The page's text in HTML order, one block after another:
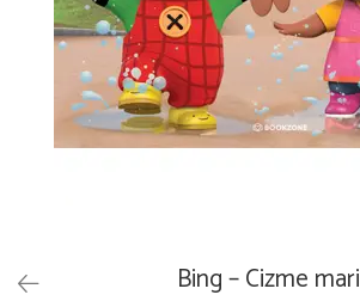
Puzzle
Seturi carti Usborne
Bing – Cizme mari